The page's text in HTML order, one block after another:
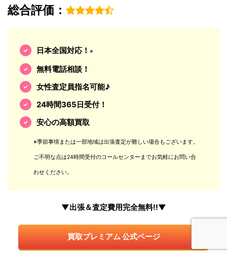
総合評価：
日本全国対応！ ※
無料電話相談！
女性査定員指名可能♪
24時間365日受付！
安心の高額買取
※季節事情または一部地域は出張査定が難しい場合もございます。
ご不明な点は24時間受付のコールセンターまでお気軽にお問い合
わせください。
▼出張＆査定費用完全無料!!▼
買取プレミアム 公式ページ